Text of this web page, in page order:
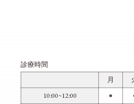
診療時間
月
10:00~12:00 ●